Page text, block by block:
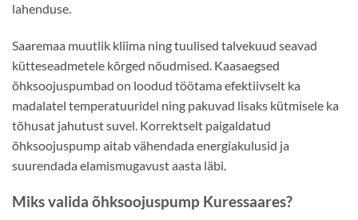
lahenduse.
Saaremaa muutlik kliima ning tuulised talvekuud seavad
kütteseadmetele kõrged nõudmised. Kaasaegsed
õhksoojuspumbad on loodud töötama efektiivselt ka
madalatel temperatuuridel ning pakuvad lisaks kütmisele ka
tõhusat jahutust suvel. Korrektselt paigaldatud
õhksoojuspump aitab vähendada energiakulusid ja
suurendada elamismugavust aasta läbi.
Miks valida õhksoojuspump Kuressaares?